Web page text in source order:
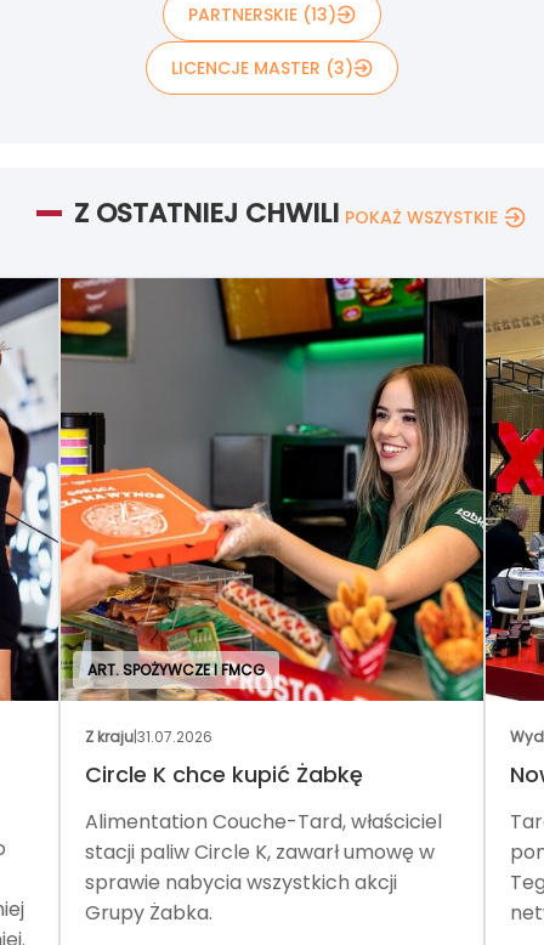
PARTNERSKIE (13)
LICENCJE MASTER (3)
Z OSTATNIEJ CHWILI POKAŻ WSZYSTKIE
ART. SPOŻYWCZE I FMCG
Z kraju|31.07.2026
Circle K chce kupić Żabkę
Alimentation Couche-Tard, właściciel
stacji paliw Circle K, zawarł umowę w
sprawie nabycia wszystkich akcji
Grupy Żabka.